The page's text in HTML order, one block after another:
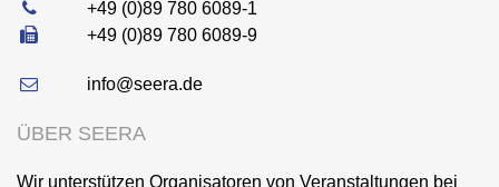
+49 (0)89 780 6089-1
+49 (0)89 780 6089-9
info@seera.de
ÜBER SEERA
Wir unterstützen Organisatoren von Veranstaltungen bei